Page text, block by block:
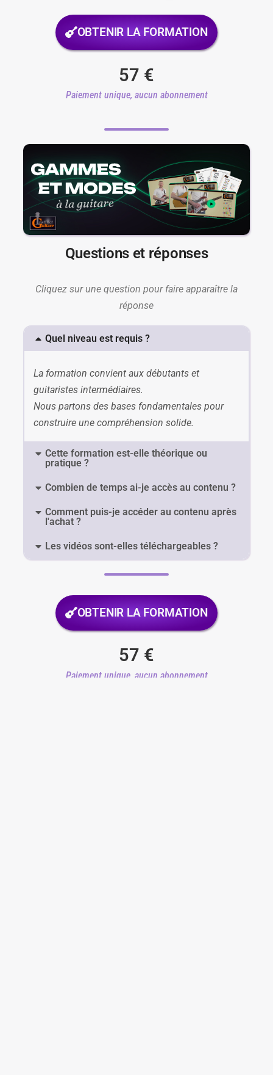
OBTENIR LA FORMATION
57 €
Paiement unique, aucun abonnement
Questions et réponses
Cliquez sur une question pour faire apparaître la
réponse
Quel niveau est requis ?
La formation convient aux débutants et
guitaristes intermédiaires.
Nous partons des bases fondamentales pour
construire une compréhension solide.
Cette formation est-elle théorique ou
pratique ?
Combien de temps ai-je accès au contenu ?
Comment puis-je accéder au contenu après
l'achat ?
Les vidéos sont-elles téléchargeables ?
OBTENIR LA FORMATION
57 €
Paiement unique, aucun abonnement